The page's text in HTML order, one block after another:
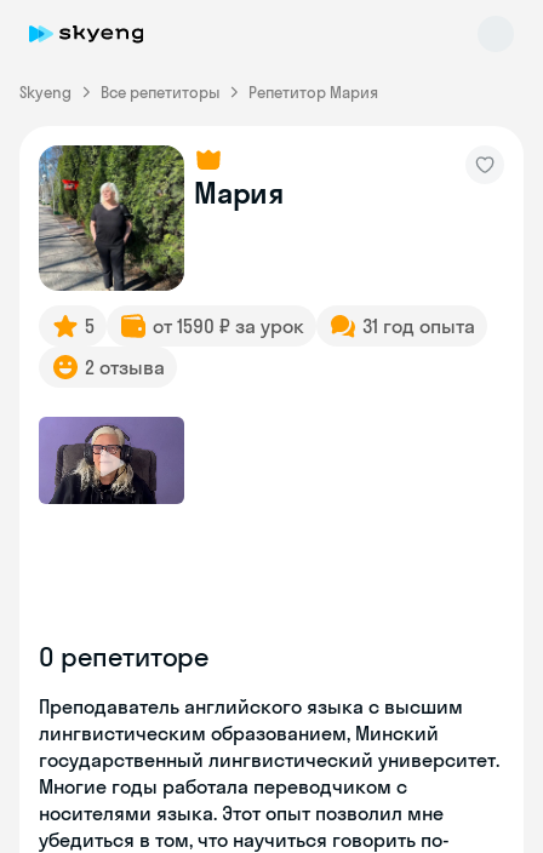
Skyeng Все репетиторы Репетитор Мария
Мария
5 от 1590 ₽ за урок
31 год опыта
2 отзыва
О репетиторе
Преподаватель английского языка с высшим
лингвистическим образованием, Минский
государственный лингвистический университет.
Многие годы работала переводчиком с
носителями языка. Этот опыт позволил мне
убедиться в том, что научиться говорить по-
Skyeng Chat
online